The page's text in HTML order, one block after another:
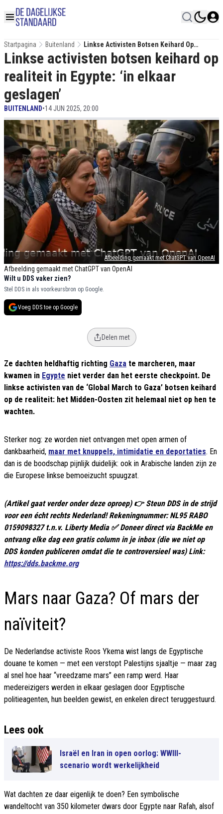
Startpagina Buitenland
Linkse Activisten Botsen Keihard Op
Realiteit In Egypte: ‘in Elkaar Geslagen’
Afbeelding gemaakt met ChatGPT van OpenAI
Afbeelding gemaakt met ChatGPT van OpenAI
Linkse activisten botsen keihard op
realiteit in Egypte: ‘in elkaar
geslagen’
BUITENLAND•14 JUN 2025, 20:00
Wilt u DDS vaker zien?
Stel DDS in als voorkeursbron op Google.
Voeg DDS toe op Google
Delen met
Ze dachten heldhaftig richting Gaza te marcheren, maar
kwamen in Egypte niet verder dan het eerste checkpoint. De
linkse activisten van de ‘Global March to Gaza’ botsen keihard
op de realiteit: het Midden-Oosten zit helemaal niet op hen te
wachten.
Sterker nog: ze worden niet ontvangen met open armen of
dankbaarheid, maar met knuppels, intimidatie en deportaties. En
dan is de boodschap pijnlijk duidelijk: ook in Arabische landen zijn ze
die Europese linkse bemoeizucht spuugzat.
(Artikel gaat verder onder deze oproep) 👉 Steun DDS in de strijd
voor een écht rechts Nederland! Rekeningnummer: NL95 RABO
0159098327 t.n.v. Liberty Media ✅ Doneer direct via BackMe en
ontvang elke dag een gratis column in je inbox (die we niet op
DDS konden publiceren omdat die te controversieel was) Link:
https://dds.backme.org
Mars naar Gaza? Of mars der
naïviteit?
De Nederlandse activiste Roos Ykema wist langs de Egyptische
douane te komen — met een verstopt Palestijns sjaaltje — maar zag
al snel hoe haar “vreedzame mars” een ramp werd. Haar
medereizigers werden in elkaar geslagen door Egyptische
politieagenten, hun beelden gewist, en enkelen direct teruggestuurd.
Lees ook
Israël en Iran in open oorlog: WWIII-
scenario wordt werkelijkheid
Wat dachten ze daar eigenlijk te doen? Een symbolische
wandeltocht van 350 kilometer dwars door Egypte naar Rafah, alsof